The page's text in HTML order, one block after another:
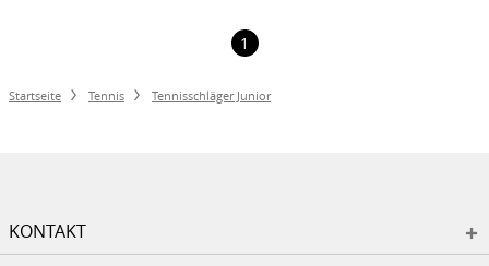
1
Startseite Tennis Tennisschläger Junior
KONTAKT